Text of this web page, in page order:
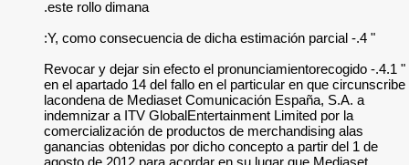
" 4.1.- Revocar y
en el apartado 14
lacondena de
indemnizar a ITV
comercialización
ganancias